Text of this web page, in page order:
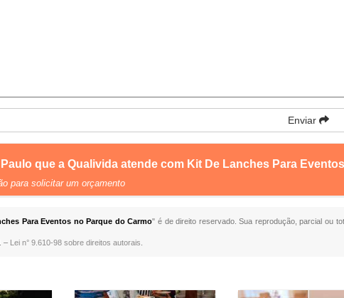
Enviar
que a Qualivida atende com Kit De Lanches Para
para solicitar um orçamento
Para Eventos no Parque do Carmo" é de direito reservado. Sua reprodução, parcial ou
– Lei n° 9.610-98 sobre direitos autorais